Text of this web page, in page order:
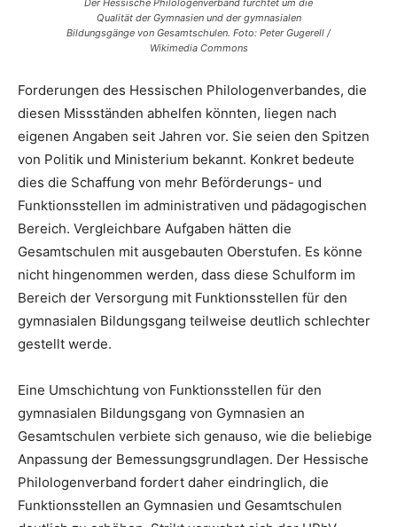
Der Hessische Philologenverband fürchtet um die
Qualität der Gymnasien und der gymnasialen
Bildungsgänge von Gesamtschulen. Foto: Peter Gugerell /
Wikimedia Commons
Forderungen des Hessischen Philologenverbandes, die
diesen Missständen abhelfen könnten, liegen nach
eigenen Angaben seit Jahren vor. Sie seien den Spitzen
von Politik und Ministerium bekannt. Konkret bedeute
dies die Schaffung von mehr Beförderungs- und
Funktionsstellen im administrativen und pädagogischen
Bereich. Vergleichbare Aufgaben hätten die
Gesamtschulen mit ausgebauten Oberstufen. Es könne
nicht hingenommen werden, dass diese Schulform im
Bereich der Versorgung mit Funktionsstellen für den
gymnasialen Bildungsgang teilweise deutlich schlechter
gestellt werde.
Eine Umschichtung von Funktionsstellen für den
gymnasialen Bildungsgang von Gymnasien an
Gesamtschulen verbiete sich genauso, wie die beliebige
Anpassung der Bemessungsgrundlagen. Der Hessische
Philologenverband fordert daher eindringlich, die
Funktionsstellen an Gymnasien und Gesamtschulen